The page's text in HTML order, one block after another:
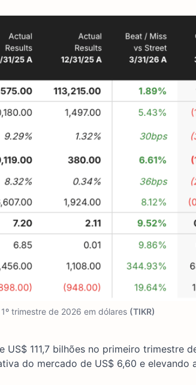
trimestre de 2026 em dólares (TIKR)
111,7 bilhões no primeiro trimestre
do mercado de US$ 6,60 e elevando